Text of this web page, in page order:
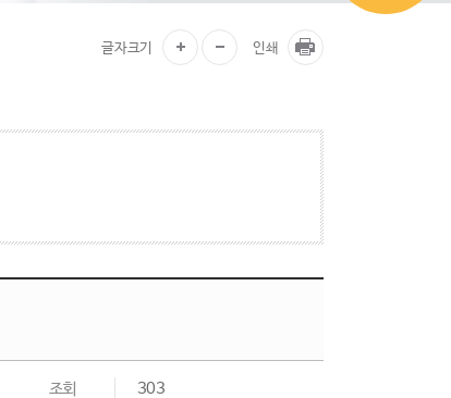
글자크기 인쇄
조회 303